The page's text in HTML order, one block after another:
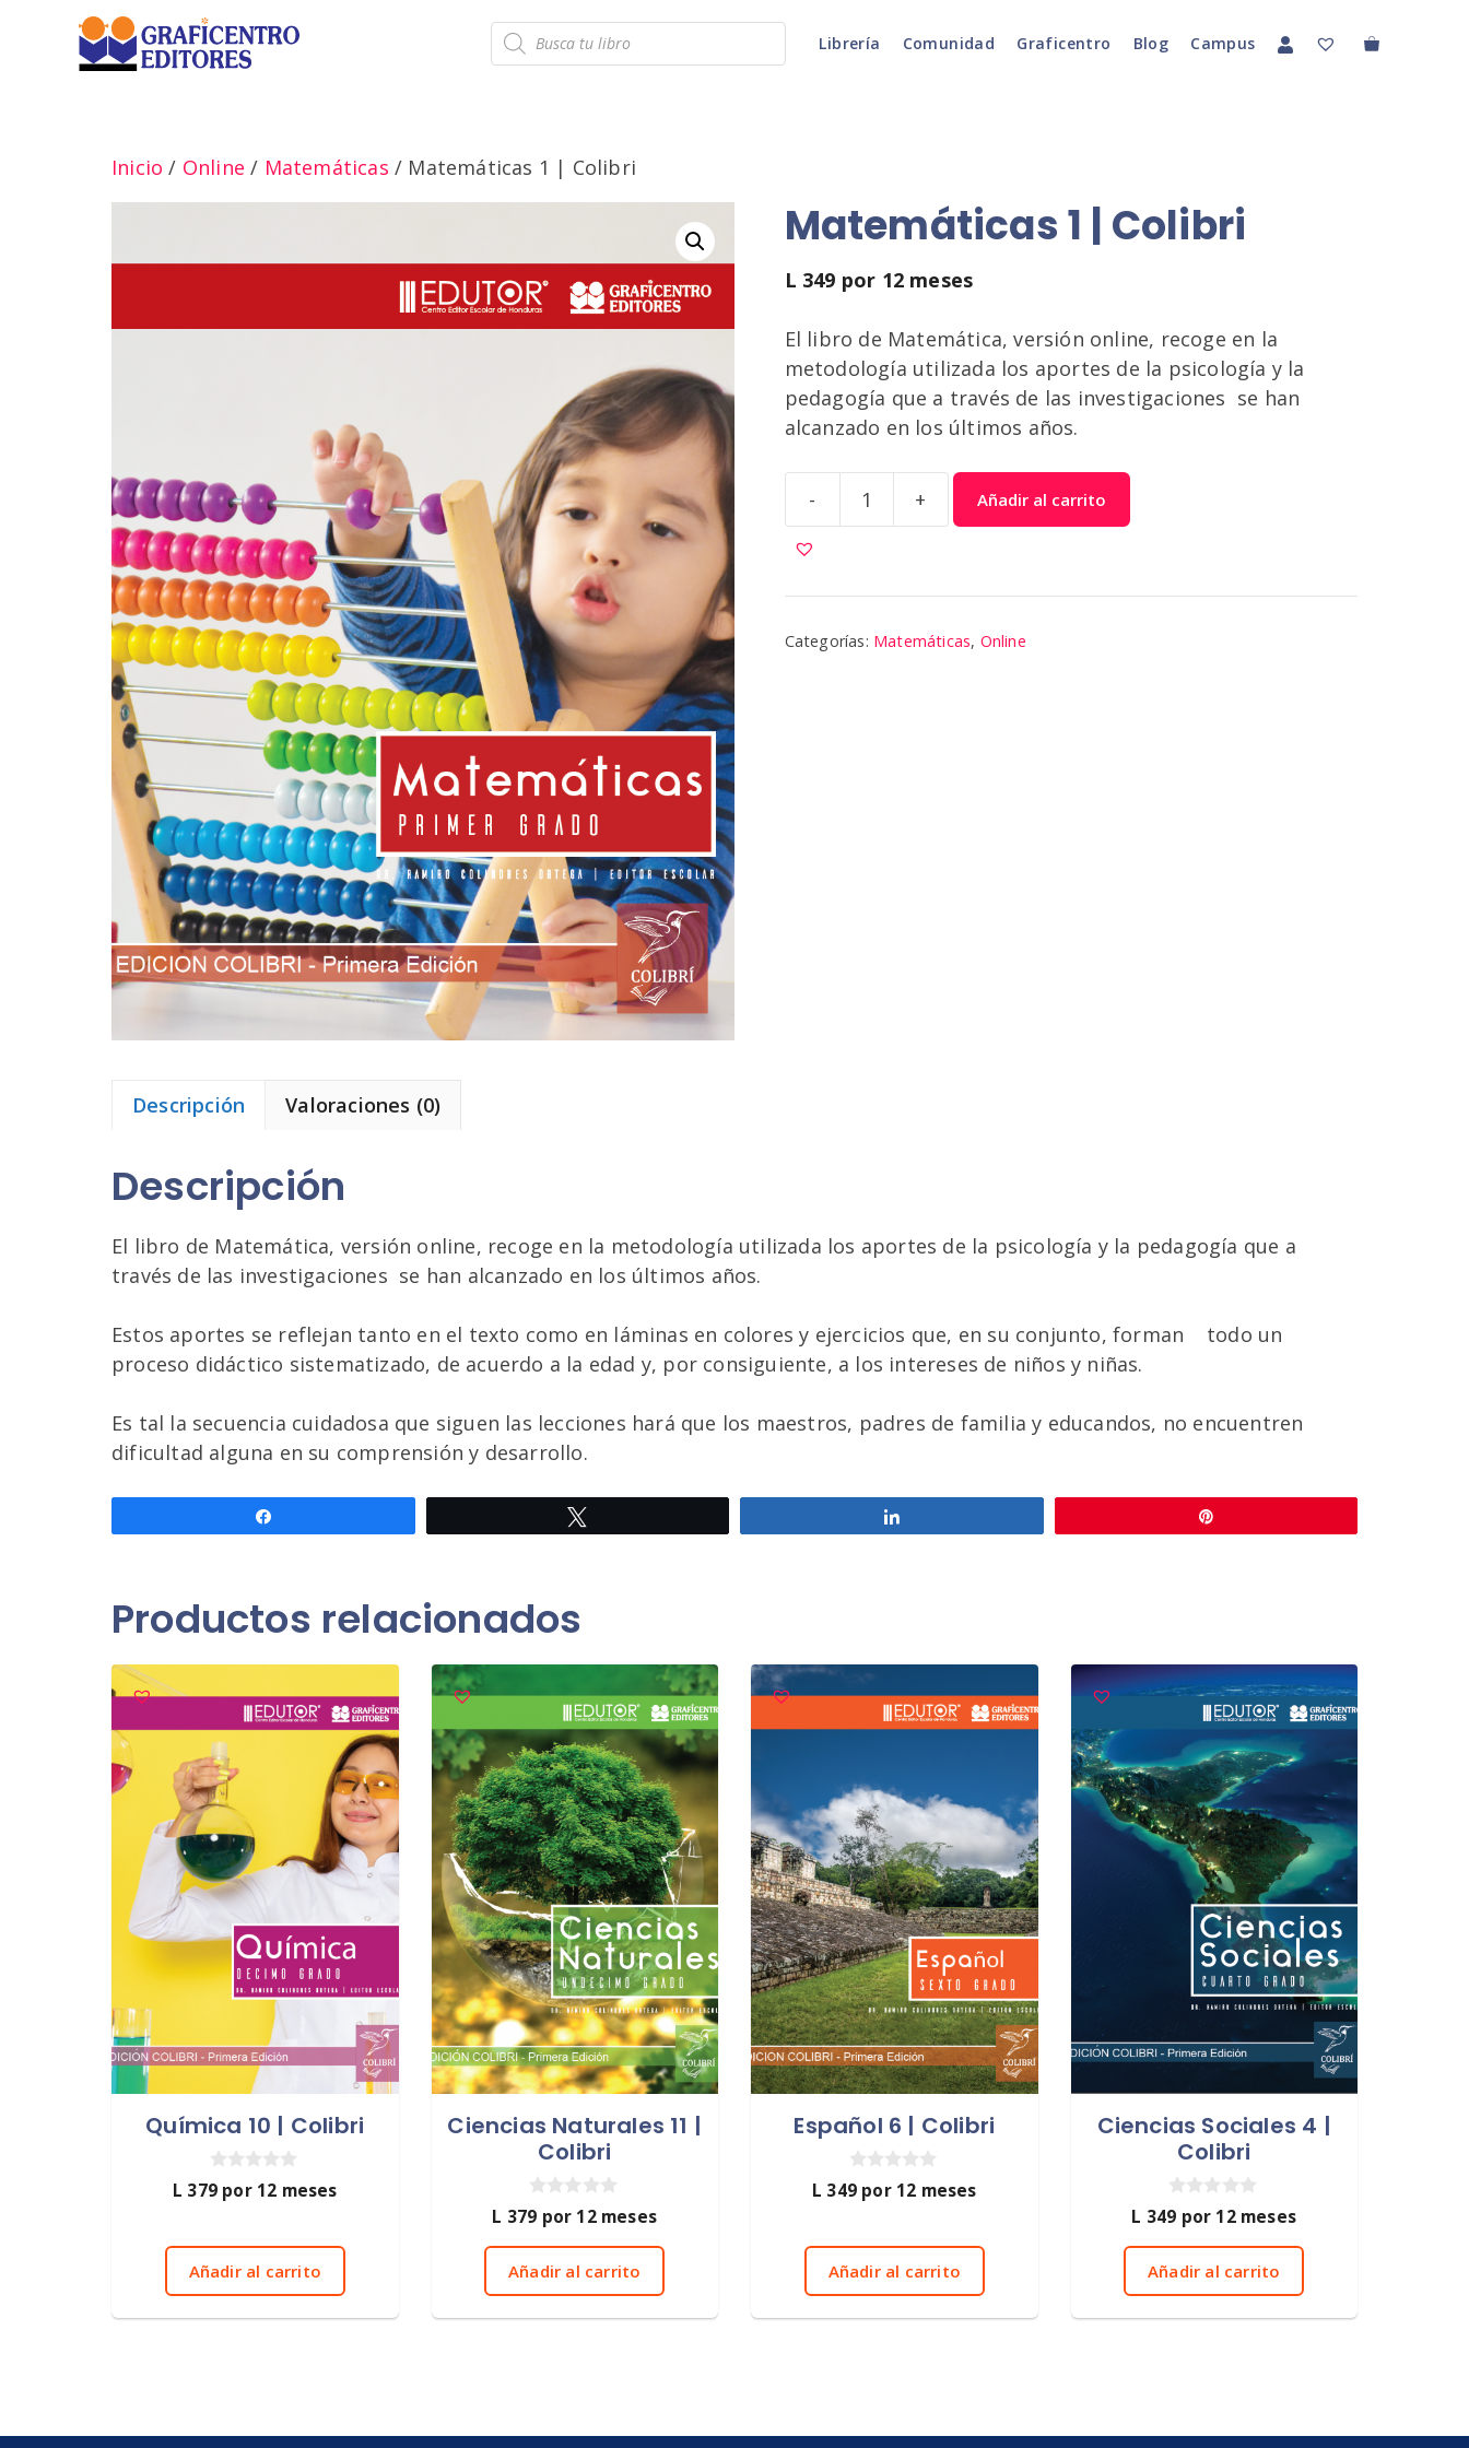
contenido
Búsqueda
de
productos
Librería Comunidad Graficentro Blog Campus
Inicio / Online / Matemáticas / Matemáticas 1 | Colibri
Matemáticas 1 | Colibri
L 349 por 12 meses
El libro de Matemática, versión online, recoge en la
metodología utilizada los aportes de la psicología y la
pedagogía que a través de las investigaciones se han
alcanzado en los últimos años.
-
Matemáticas
Colibri
cantidad
+ Añadir al carrito
Categorías: Matemáticas, Online
Descripción Valoraciones (0)
Descripción
El libro de Matemática, versión online, recoge en la metodología utilizada los aportes de la psicología y la pedagogía que a
través de las investigaciones se han alcanzado en los últimos años.
Estos aportes se reflejan tanto en el texto como en láminas en colores y ejercicios que, en su conjunto, forman todo un
proceso didáctico sistematizado, de acuerdo a la edad y, por consiguiente, a los intereses de niños y niñas.
Es tal la secuencia cuidadosa que siguen las lecciones hará que los maestros, padres de familia y educandos, no encuentren
dificultad alguna en su comprensión y desarrollo.
Productos relacionados
Química 10 | Colibri
0
d
L 379por 12 meses
Añadir al carrito
Ciencias Naturales 11 |
Colibri
0
d
e
L 379 por 12 meses
Añadir al carrito
Español 6 | Colibri
0
d
L 349por 12 meses
Añadir al carrito
Ciencias Sociales 4 |
Colibri
0
d
e
L 349 por 12 meses
Añadir al carrito